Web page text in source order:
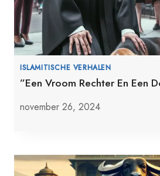
ISLAMITISCHE VERHALEN
”Een Vroom Rechter En Een
november 26, 2024